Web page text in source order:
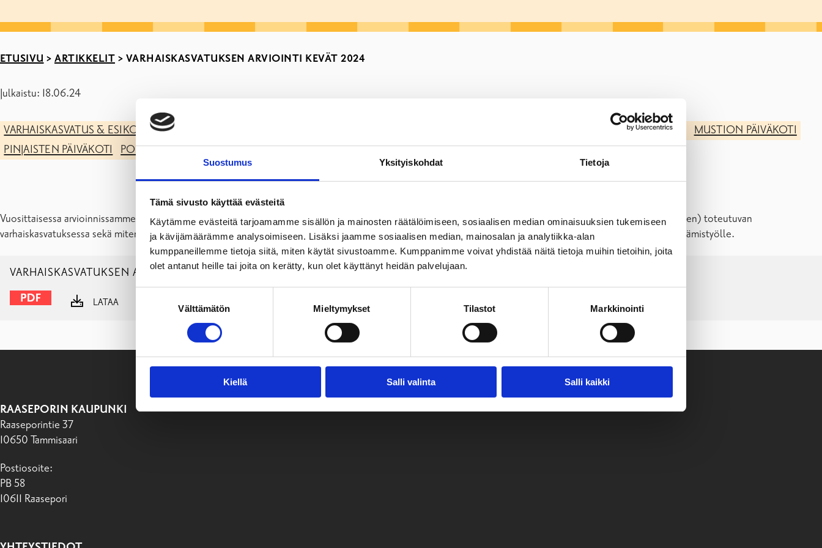
Suostumus Yksityiskohdat Tietoja
Tämä sivusto käyttää evästeitä
Käytämme evästeitä tarjoamamme sisällön ja mainosten räätälöimiseen, sosiaalisen median ominaisuuksien tukemiseen
ja kävijämäärämme analysoimiseen. Lisäksi jaamme sosiaalisen median, mainosalan ja analytiikka-alan
kumppaneillemme tietoja siitä, miten käytät sivustoamme. Kumppanimme voivat yhdistää näitä tietoja muihin tietoihin, joita
olet antanut heille tai joita on kerätty, kun olet käyttänyt heidän palvelujaan.
Välttämätön Mieltymykset Tilastot Markkinointi
Kiellä Salli valinta Salli kaikki
ETUSIVU > ARTIKKELIT > VARHAISKASVATUKSEN ARVIOINTI KEVÄT 2024
Julkaistu: 18.06.24
VARHAISKASVATUS & ESIKOULU FISKARSIN PÄIVÄKOTI MÄNTYKODON PÄIVÄKOTI
MUSTION PÄIVÄKOTI
PINJAISTEN PÄIVÄKOTI
POHJAN PÄIVÄKOTI
Vuosittaisessa arvioinnissamme kiinnitimme tänä vuonna huomiota siihen, miten huoltajat kokevat perustaitojen (hygienia, lepo, ruokakasvatus ja pukeutuminen) toteutuvan
varhaiskasvatuksessa sekä miten yhdenvertaisuus ja tasa-arvo toteutuvat yksiköissä. Kyselyn vastauksia käytetään pohjana varhaiskasvatuksen muutos- ja kehittämistyölle.
VARHAISKASVATUKSEN ARVIOINTI KEVÄT 2024
LATAA NÄYTÄ
RAASEPORIN KAUPUNKI
Raaseporintie 37
10650 Tammisaari
Postiosoite:
PB 58
10611 Raasepori